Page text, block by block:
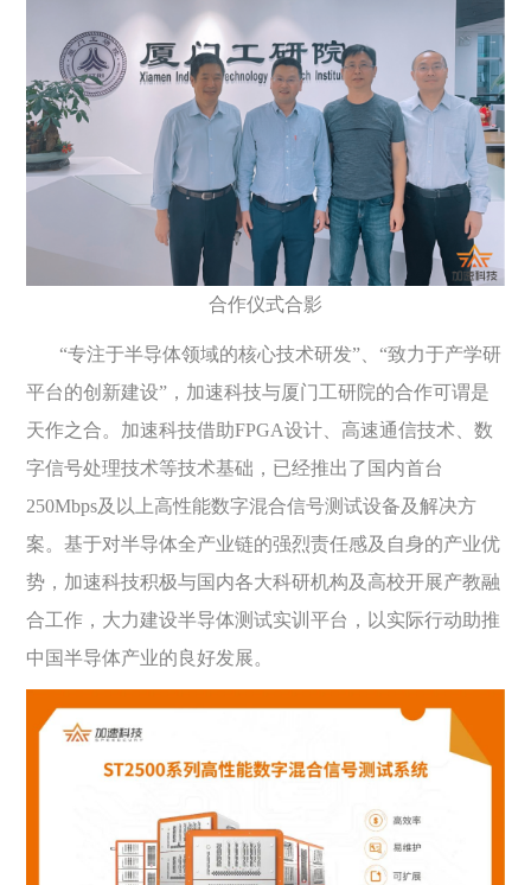
合作仪式合影
“专注于半导体领域的核心技术研发”、“致力于产学研
平台的创新建设”，加速科技与厦门工研院的合作可谓是
天作之合。加速科技借助FPGA设计、高速通信技术、数
字信号处理技术等技术基础，已经推出了国内首台
250Mbps及以上高性能数字混合信号测试设备及解决方
案。基于对半导体全产业链的强烈责任感及自身的产业优
势，加速科技积极与国内各大科研机构及高校开展产教融
合工作，大力建设半导体测试实训平台，以实际行动助推
中国半导体产业的良好发展。